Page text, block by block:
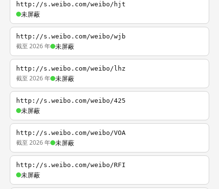
http://s.weibo.com/weibo/hjt
未屏蔽
http://s.weibo.com/weibo/wjb
截至 2026 年 未屏蔽
http://s.weibo.com/weibo/lhz
截至 2026 年 未屏蔽
http://s.weibo.com/weibo/425
未屏蔽
http://s.weibo.com/weibo/VOA
截至 2026 年 未屏蔽
http://s.weibo.com/weibo/RFI
未屏蔽